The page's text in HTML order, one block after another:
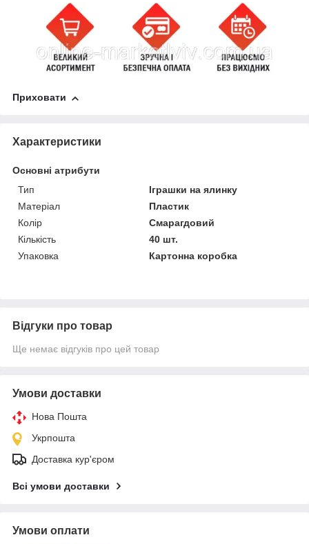
Приховати
Характеристики
Основні атрибути
Тип
Іграшки на ялинку
Матеріал
Пластик
Колір
Смарагдовий
Кількість
40 шт.
Упаковка
Картонна коробка
Відгуки про товар
Ще немає відгуків про цей товар
Умови доставки
Нова Пошта
Укрпошта
Доставка кур'єром
Всі умови доставки
Умови оплати